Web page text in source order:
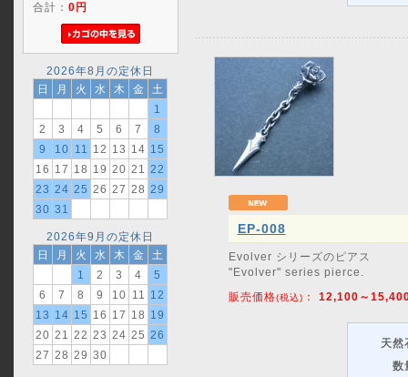
合計： 0円
2026年8月の定休日
日
月 火 水 木 金
土
1
2
3 4 5 6 7
8
9
10 11 12 13 14 15
16
17 18 19 20 21
22
23
24 25 26 27 28
29
30 31
2026年9月の定休日
日
月 火 水 木 金
土
1
2 3 4
5
6
7 8 9 10 11
12
13
14 15 16 17 18
19
20 21 22 23 24 25
26
27
28 29 30
EP-008
Evolver シリーズのピアス
"Evolver" series pierce.
販売価格(税込) ： 12,100～
天然
数